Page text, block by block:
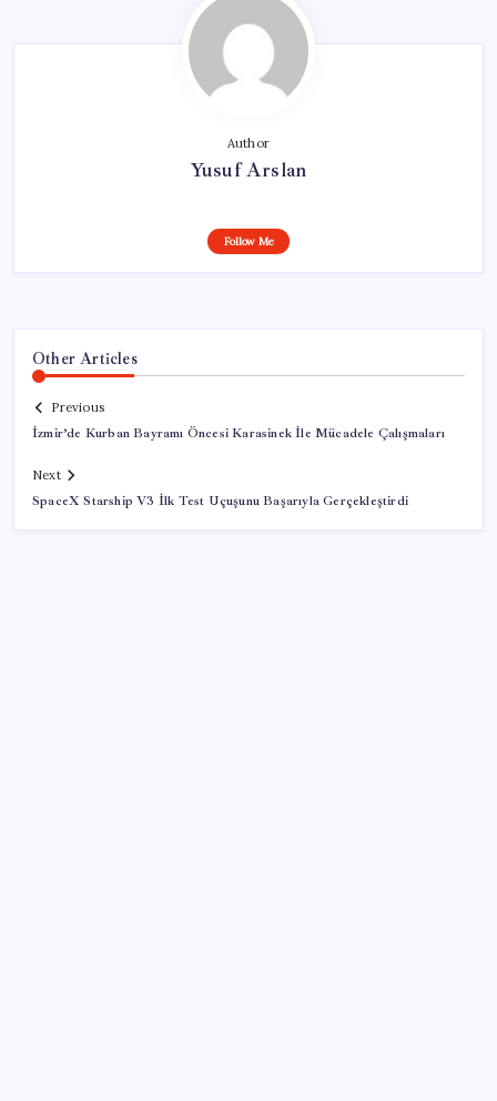
Author
Yusuf Arslan
Follow Me
Other Articles
Previous
İzmir’de Kurban Bayramı Öncesi Karasinek İle Mücadele Çalışmaları
Next
SpaceX Starship V3 İlk Test Uçuşunu Başarıyla Gerçekleştirdi